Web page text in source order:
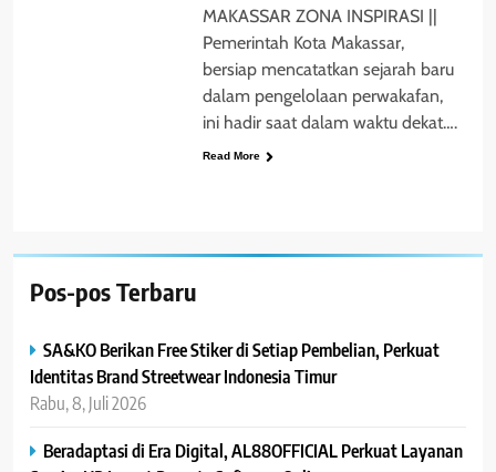
MAKASSAR ZONA INSPIRASI ||
Pemerintah Kota Makassar,
bersiap mencatatkan sejarah baru
dalam pengelolaan perwakafan,
ini hadir saat dalam waktu dekat….
Read More
Pos-pos Terbaru
SA&KO Berikan Free Stiker di Setiap Pembelian, Perkuat
Identitas Brand Streetwear Indonesia Timur
Rabu, 8, Juli 2026
Beradaptasi di Era Digital, AL88OFFICIAL Perkuat Layanan